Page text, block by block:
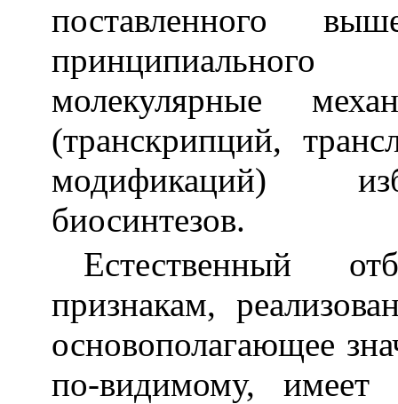
поставленного
молекулярные
(транскрипций,
модификаций)
биосинтезов.
Естественный
признакам,
основополагающее
по-видимому,